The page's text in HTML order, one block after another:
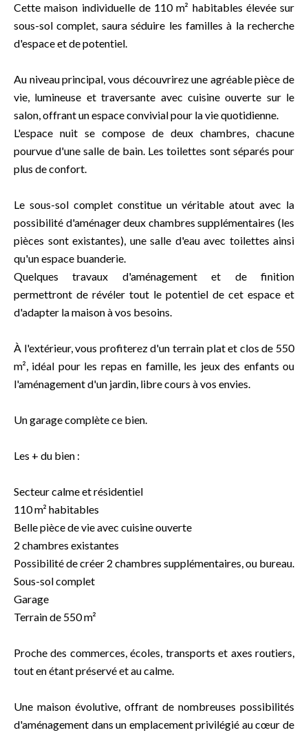
Cette maison individuelle de 110 m² habitables élevée sur
sous-sol complet, saura séduire les familles à la recherche
d'espace et de potentiel.
Au niveau principal, vous découvrirez une agréable pièce de
vie, lumineuse et traversante avec cuisine ouverte sur le
salon, offrant un espace convivial pour la vie quotidienne.
L'espace nuit se compose de deux chambres, chacune
pourvue d'une salle de bain. Les toilettes sont séparés pour
plus de confort.
Le sous-sol complet constitue un véritable atout avec la
possibilité d'aménager deux chambres supplémentaires (les
pièces sont existantes), une salle d'eau avec toilettes ainsi
qu'un espace buanderie.
Quelques travaux d'aménagement et de finition
permettront de révéler tout le potentiel de cet espace et
d'adapter la maison à vos besoins.
À l'extérieur, vous profiterez d'un terrain plat et clos de 550
m², idéal pour les repas en famille, les jeux des enfants ou
l'aménagement d'un jardin, libre cours à vos envies.
Un garage complète ce bien.
Les + du bien :
Secteur calme et résidentiel
110 m² habitables
Belle pièce de vie avec cuisine ouverte
2 chambres existantes
Possibilité de créer 2 chambres supplémentaires, ou bureau.
Sous-sol complet
Garage
Terrain de 550 m²
Proche des commerces, écoles, transports et axes routiers,
tout en étant préservé et au calme.
Une maison évolutive, offrant de nombreuses possibilités
d'aménagement dans un emplacement privilégié au cœur de